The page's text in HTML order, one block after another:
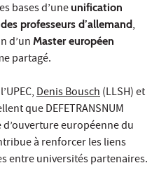
bases d’uneunification
professeurs d’allemand,
d’un Master européen
partagé.
Denis Bousch(LLSH) et
que DEFETRANSNUM
européenne du
à renforcer les liens
entre universités partenaires.